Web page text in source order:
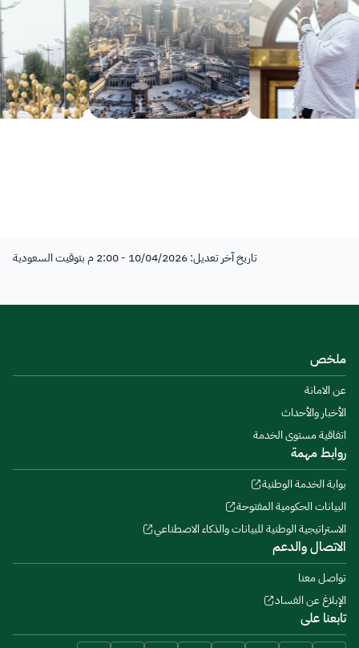
تاريخ آخر تعديل: 10/04/2026 - 2:00 م بتوقيت السعودية
ملخص
عن الامانة
الأخبار والأحداث
اتفاقية مستوى الخدمة
روابط مهمة
بوابة الخدمة الوطنية
البيانات الحكومية المفتوحة
الاستراتيجية الوطنية للبيانات والذكاء الاصطناعي
الاتصال والدعم
تواصل معنا
الإبلاغ عن الفساد
تابعنا على